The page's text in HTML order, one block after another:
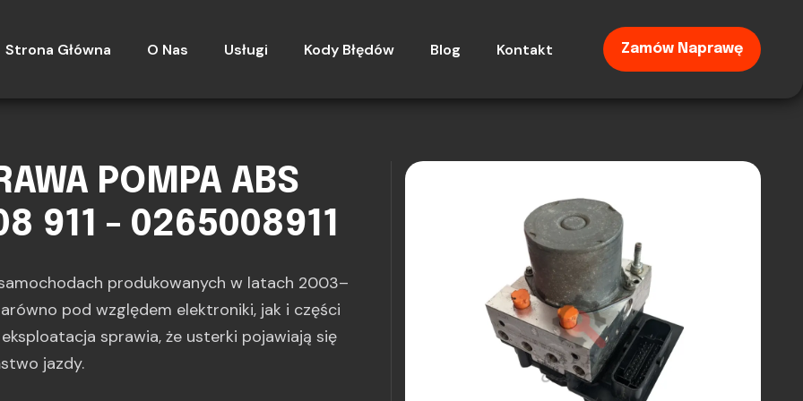
Strona Główna O Nas Usługi Kody Błędów Blog Kontakt Zamów Naprawę
POMPA ABS
911 - 0265008911
produkowanych w latach 2003–
pod względem elektroniki, jak i części
sprawia, że usterki pojawiają się
jazdy.